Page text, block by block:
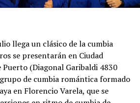
llega un clásico de la cumbia
se presentarán en Ciudad
(Diagonal Garibaldi 4830
de cumbia romántica formado
en Florencio Varela, que se